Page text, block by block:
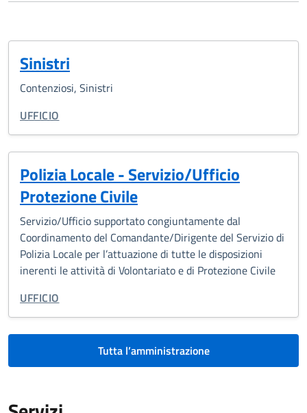
Sinistri
Contenziosi, Sinistri
TIPO DI ORGANIZZAZIONE:
UFFICIO
Polizia Locale - Servizio/Ufficio
Protezione Civile
Servizio/Ufficio supportato congiuntamente dal
Coordinamento del Comandante/Dirigente del Servizio di
Polizia Locale per l’attuazione di tutte le disposizioni
inerenti le attività di Volontariato e di Protezione Civile
TIPO DI ORGANIZZAZIONE:
UFFICIO
Tutta l’amministrazione